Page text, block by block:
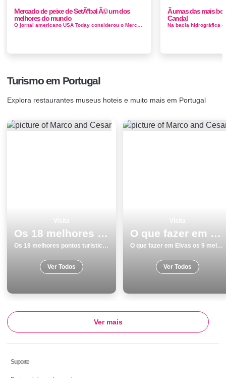
Mercado de peixe de SetÃºbal Ã© um dos
melhores do mundo
O jornal americano USA Today considerou o Mercado do Livramento, em Setúbal, como um dos melhores do mundo, entre o de Tóquio ou o de Br...
Ã umas das mais
Candal
Turismo em Portugal
Explora restaurantes museus hoteis e muito mais em Portugal
Os 18 melhores pontos turisticos e passeios em Coimbra
Os 18 melhores pontos turisticos e passeios em Coimbra
Ver Todos
O que fazer em Elvas os 9 melhores lugares para visitar
O que fazer em Elvas os 9 melhores lugares para visitar
Ver Todos
Ver mais
Suporte